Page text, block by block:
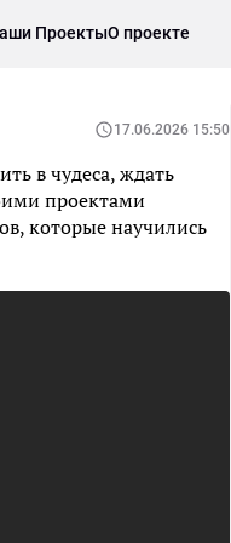
ПроектыО проекте
17.06.2026 15:50
в чудеса, ждать
проектами
которые научились